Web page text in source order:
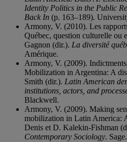
Identity Politics in the Public
Back In (p. 163–189).
Armony, V. (2010). Les
Québec, question culturelle ou
Gagnon (dir.). La diversité
Amérique.
Armony, V. (2009).
Mobilization in Argentina: A
Smith (dir.). Latin American
institutions, actors, and
Blackwell.
Armony, V. (2009). Making
mobilization in Latin America:
Denis et D. Kalekin-Fishman
Contemporary Sociology. Sage.